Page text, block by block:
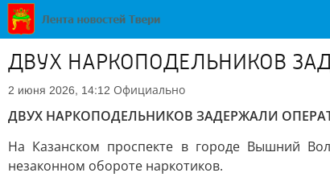
ДВУХ НАРКОПОДЕЛЬНИКОВ
2 июня 2026, 14:12 Официально
ДВУХ НАРКОПОДЕЛЬНИКОВ ЗАДЕРЖАЛИ
На Казанском проспекте в городе Вышний
незаконном обороте наркотиков.